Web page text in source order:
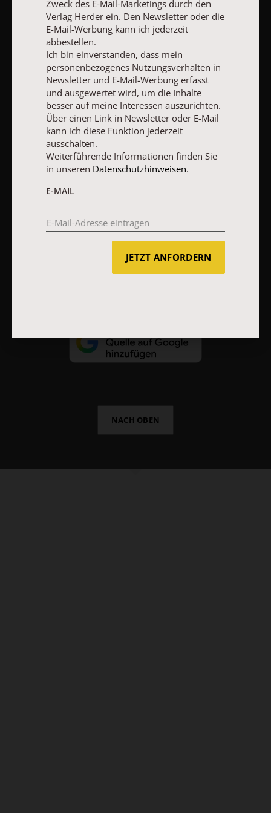
Weiterführende Informationen finden Sie in unseren
Datenschutzhinweisen.
JETZT ANMELDEN
Impressum
NACH OBEN
Zweck des E-Mail-Marketings durch den
Verlag Herder ein. Den Newsletter oder die
E-Mail-Werbung kann ich jederzeit
abbestellen.
Ich bin einverstanden, dass mein
personenbezogenes Nutzungsverhalten in
Newsletter und E-Mail-Werbung erfasst
und ausgewertet wird, um die Inhalte
besser auf meine Interessen auszurichten.
Über einen Link in Newsletter oder E-Mail
kann ich diese Funktion jederzeit
ausschalten.
Weiterführende Informationen finden Sie
in unseren Datenschutzhinweisen.
E-MAIL
JETZT ANFORDERN